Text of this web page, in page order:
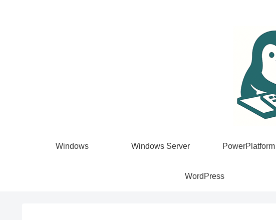
Windows Windows Server PowerPlatform
WordPress